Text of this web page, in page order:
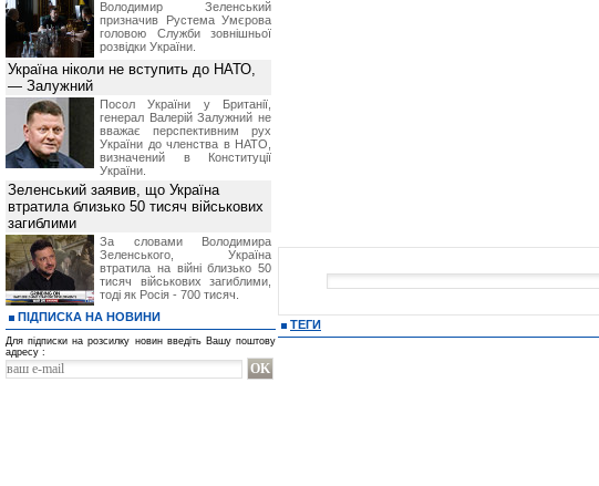
ТЕГИ
Володимир Зеленський
призначив Pустема Умєрова
головою Служби зовнішньої
розвідки України.
Україна ніколи не вступить до НАТО,
— Залужний
Посол України у Британії,
генерал Валерій Залужний не
вважає перспективним рух
України до членства в НАТО,
визначений в Конституції
України.
Зеленський заявив, що Україна
втратила близько 50 тисяч військових
загиблими
За словами Володимира
Зеленського, Україна
втратила на війні близько 50
тисяч військових загиблими,
тоді як Росія - 700 тисяч.
ПІДПИСКА НА НОВИНИ
Для підписки на розсилку новин введіть Вашу поштову
адресу :